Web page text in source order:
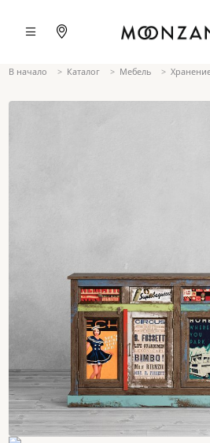
В начало Каталог Мебель